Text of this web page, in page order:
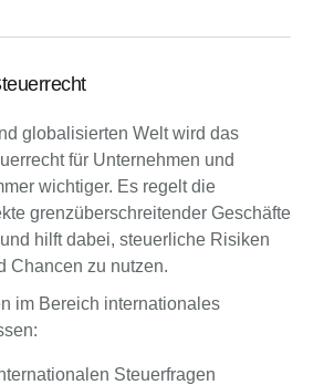
globalisierten Welt wird das
für Unternehmen und
wichtiger. Es regelt die
grenzüberschreitender Geschäfte
hilft dabei, steuerliche Risiken
Chancen zu nutzen.
im Bereich internationales
Steuerfragen